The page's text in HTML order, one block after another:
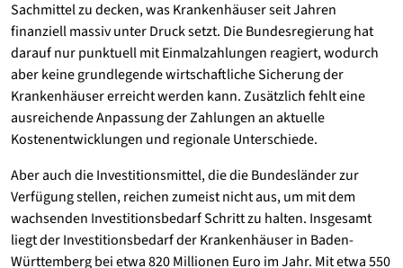
Es gibt vor allem:
Einzelförderungen für spezifische, größere
Projekte (z. B. Neubau oder Sanierung eines
Krankenhauses)
Pauschalförderungen, das heißt, jährliche
pauschale Mittel an alle Krankenhäuser für
verschiedene kleinere Investitionen
In Baden-Württemberg ist das Sozialministerium
für die Investitionsfinanzierung der
Krankenhäuser zuständig.
Sachmittel zu decken, was Krankenhäuser seit Jahren
finanziell massiv unter Druck setzt. Die Bundesregierung hat
darauf nur punktuell mit Einmalzahlungen reagiert, wodurch
aber keine grundlegende wirtschaftliche Sicherung der
Krankenhäuser erreicht werden kann. Zusätzlich fehlt eine
ausreichende Anpassung der Zahlungen an aktuelle
Kostenentwicklungen und regionale Unterschiede.
Aber auch die Investitionsmittel, die die Bundesländer zur
Verfügung stellen, reichen zumeist nicht aus, um mit dem
wachsenden Investitionsbedarf Schritt zu halten. Insgesamt
liegt der Investitionsbedarf der Krankenhäuser in Baden-
Württemberg bei etwa 820 Millionen Euro im Jahr. Mit etwa 550